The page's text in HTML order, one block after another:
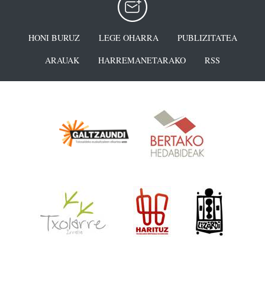
HONI BURUZ LEGE OHARRA
PUBLIZITATEA
ARAUAK
HARREMANETARAKO RSS